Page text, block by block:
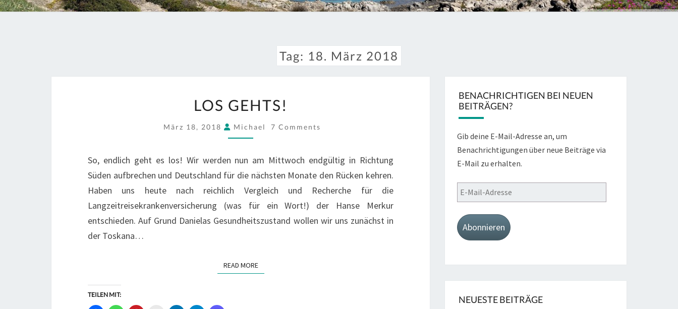
Tag: 18. März 2018
GEHTS!
LOS GEHTS!
März 18, 2018 Michael COMMENTS
7 Comments
So, endlich geht es los! Wir werden nun am Mittwoch endgültig in Richtung
Süden aufbrechen und Deutschland für die nächsten Monate den Rücken kehren.
Haben uns heute nach reichlich Vergleich und Recherche für die
Langzeitreisekrankenversicherung (was für ein Wort!) der Hanse Merkur
entschieden. Auf Grund Danielas Gesundheitszustand wollen wir uns zunächst in
der Toskana…
READ MOREREAD MORE
TEILEN MIT:
BENACHRICHTIGEN BEI NEUEN
BEITRÄGEN?
Gib deine E-Mail-Adresse an, um
Benachrichtigungen über neue Beiträge via
E-Mail zu erhalten.
E-
Mail-
Adresse
Abonnieren
NEUESTE BEITRÄGE